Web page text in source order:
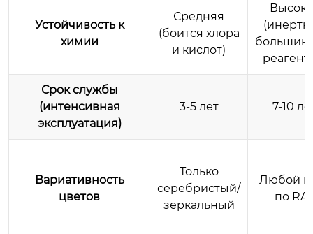
Устойчивость к
химии
Средняя
(боится хлора
и кислот)
Срок службы
(интенсивная
эксплуатация)
3-5 лет 7-10
Вариативность
цветов
Только
серебристый/
зеркальный
Любой
по